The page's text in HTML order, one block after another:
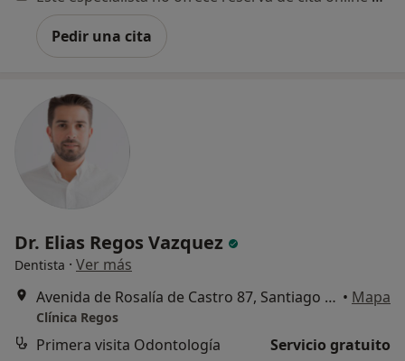
Pedir una cita
Dr. Elias Regos Vazquez
Dentista · Ver más
Avenida de Rosalía de Castro 87, Santiago de Compostela • Mapa
Clínica Regos
Primera visita Odontología
Servicio gratuito